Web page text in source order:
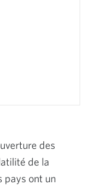
des
de la
pays ont un